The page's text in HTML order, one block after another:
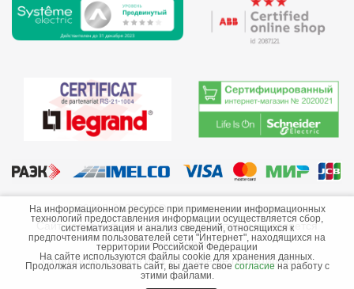
©2013-2026 ООО «Краснодарэлектро»
Сайт носит информационный характер и не является
публичной офертой.
Стоимость товаров и их наличие не гарантируются.
На информационном ресурсе при применении информационных
технологий предоставления информации осуществляется сбор,
систематизация и анализ сведений, относящихся к
предпочтениям пользователей сети "Интернет", находящихся на
территории Российской Федерации
На сайте используются файлы cookie для хранения данных.
Продолжая использовать сайт, вы даете свое согласие на работу с
этими файлами.